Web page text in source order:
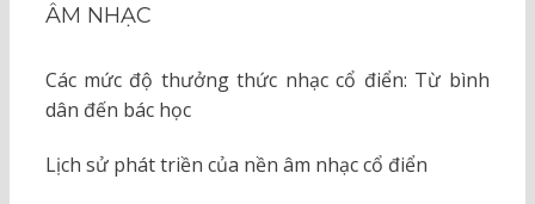
ÂM NHẠC
Các mức độ thưởng thức nhạc cổ điển: Từ bình
dân đến bác học
Lịch sử phát triền của nền âm nhạc cổ điển